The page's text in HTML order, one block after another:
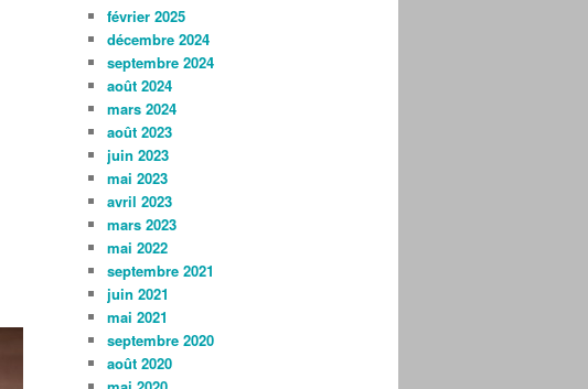
février 2025
décembre 2024
septembre 2024
août 2024
mars 2024
août 2023
juin 2023
mai 2023
avril 2023
mars 2023
mai 2022
septembre 2021
juin 2021
mai 2021
septembre 2020
août 2020